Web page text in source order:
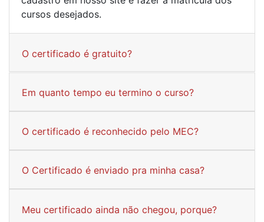
cursos desejados.
O certificado é gratuito?
Em quanto tempo eu termino o curso?
O certificado é reconhecido pelo MEC?
O Certificado é enviado pra minha casa?
Meu certificado ainda não chegou, porque?